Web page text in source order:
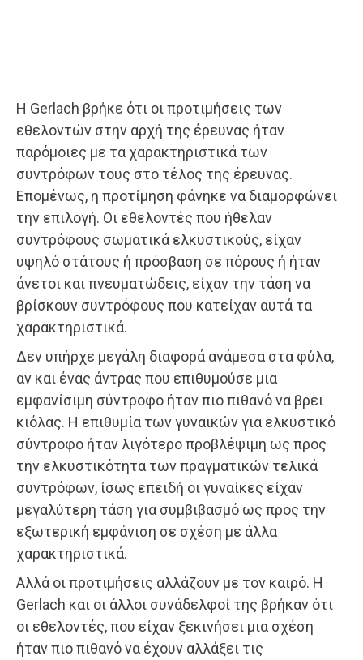
Η Gerlach βρήκε ότι οι προτιμήσεις των
εθελοντών στην αρχή της έρευνας ήταν
παρόμοιες με τα χαρακτηριστικά των
συντρόφων τους στο τέλος της έρευνας.
Επομένως, η προτίμηση φάνηκε να διαμορφώνει
την επιλογή. Οι εθελοντές που ήθελαν
συντρόφους σωματικά ελκυστικούς, είχαν
υψηλό στάτους ή πρόσβαση σε πόρους ή ήταν
άνετοι και πνευματώδεις, είχαν την τάση να
βρίσκουν συντρόφους που κατείχαν αυτά τα
χαρακτηριστικά.
Δεν υπήρχε μεγάλη διαφορά ανάμεσα στα φύλα,
αν και ένας άντρας που επιθυμούσε μια
εμφανίσιμη σύντροφο ήταν πιο πιθανό να βρει
κιόλας. Η επιθυμία των γυναικών για ελκυστικό
σύντροφο ήταν λιγότερο προβλέψιμη ως προς
την ελκυστικότητα των πραγματικών τελικά
συντρόφων, ίσως επειδή οι γυναίκες είχαν
μεγαλύτερη τάση για συμβιβασμό ως προς την
εξωτερική εμφάνιση σε σχέση με άλλα
χαρακτηριστικά.
Αλλά οι προτιμήσεις αλλάζουν με τον καιρό. Η
Gerlach και οι άλλοι συνάδελφοί της βρήκαν ότι
οι εθελοντές, που είχαν ξεκινήσει μια σχέση
ήταν πιο πιθανό να έχουν αλλάξει τις